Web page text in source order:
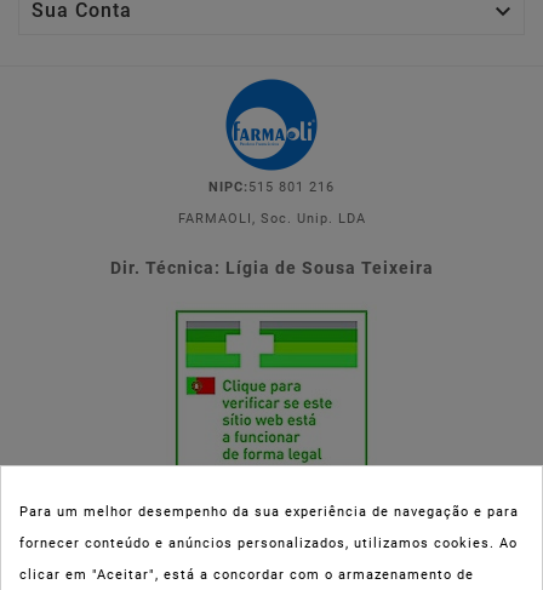
Sua Conta 
NIPC: 515 801 216
FARMAOLI, Soc. Unip. LDA
Dir. Técnica: Lígia de Sousa Teixeira
Esta parafarmácia (Farmaoli) encontra-se autorizada pelo INFARMED
Para um melhor desempenho da sua experiência de navegação e para
fornecer conteúdo e anúncios personalizados, utilizamos cookies. Ao
clicar em "Aceitar", está a concordar com o armazenamento de